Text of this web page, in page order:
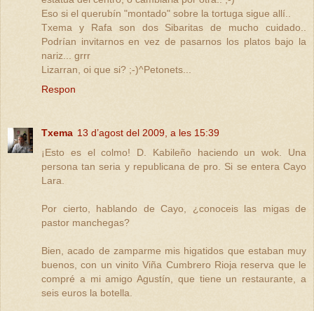
Eso si el querubín "montado" sobre la tortuga sigue allí..
Txema y Rafa son dos Sibaritas de mucho cuidado..
Podrían invitarnos en vez de pasarnos los platos bajo la
nariz... grrr
Lizarran, oi que si? ;-)^Petonets...
Respon
Txema 13 d’agost del 2009, a les 15:39
¡Esto es el colmo! D. Kabileño haciendo un wok. Una
persona tan seria y republicana de pro. Si se entera Cayo
Lara.
Por cierto, hablando de Cayo, ¿conoceis las migas de
pastor manchegas?
Bien, acado de zamparme mis higatidos que estaban muy
buenos, con un vinito Viña Cumbrero Rioja reserva que le
compré a mi amigo Agustín, que tiene un restaurante, a
seis euros la botella.